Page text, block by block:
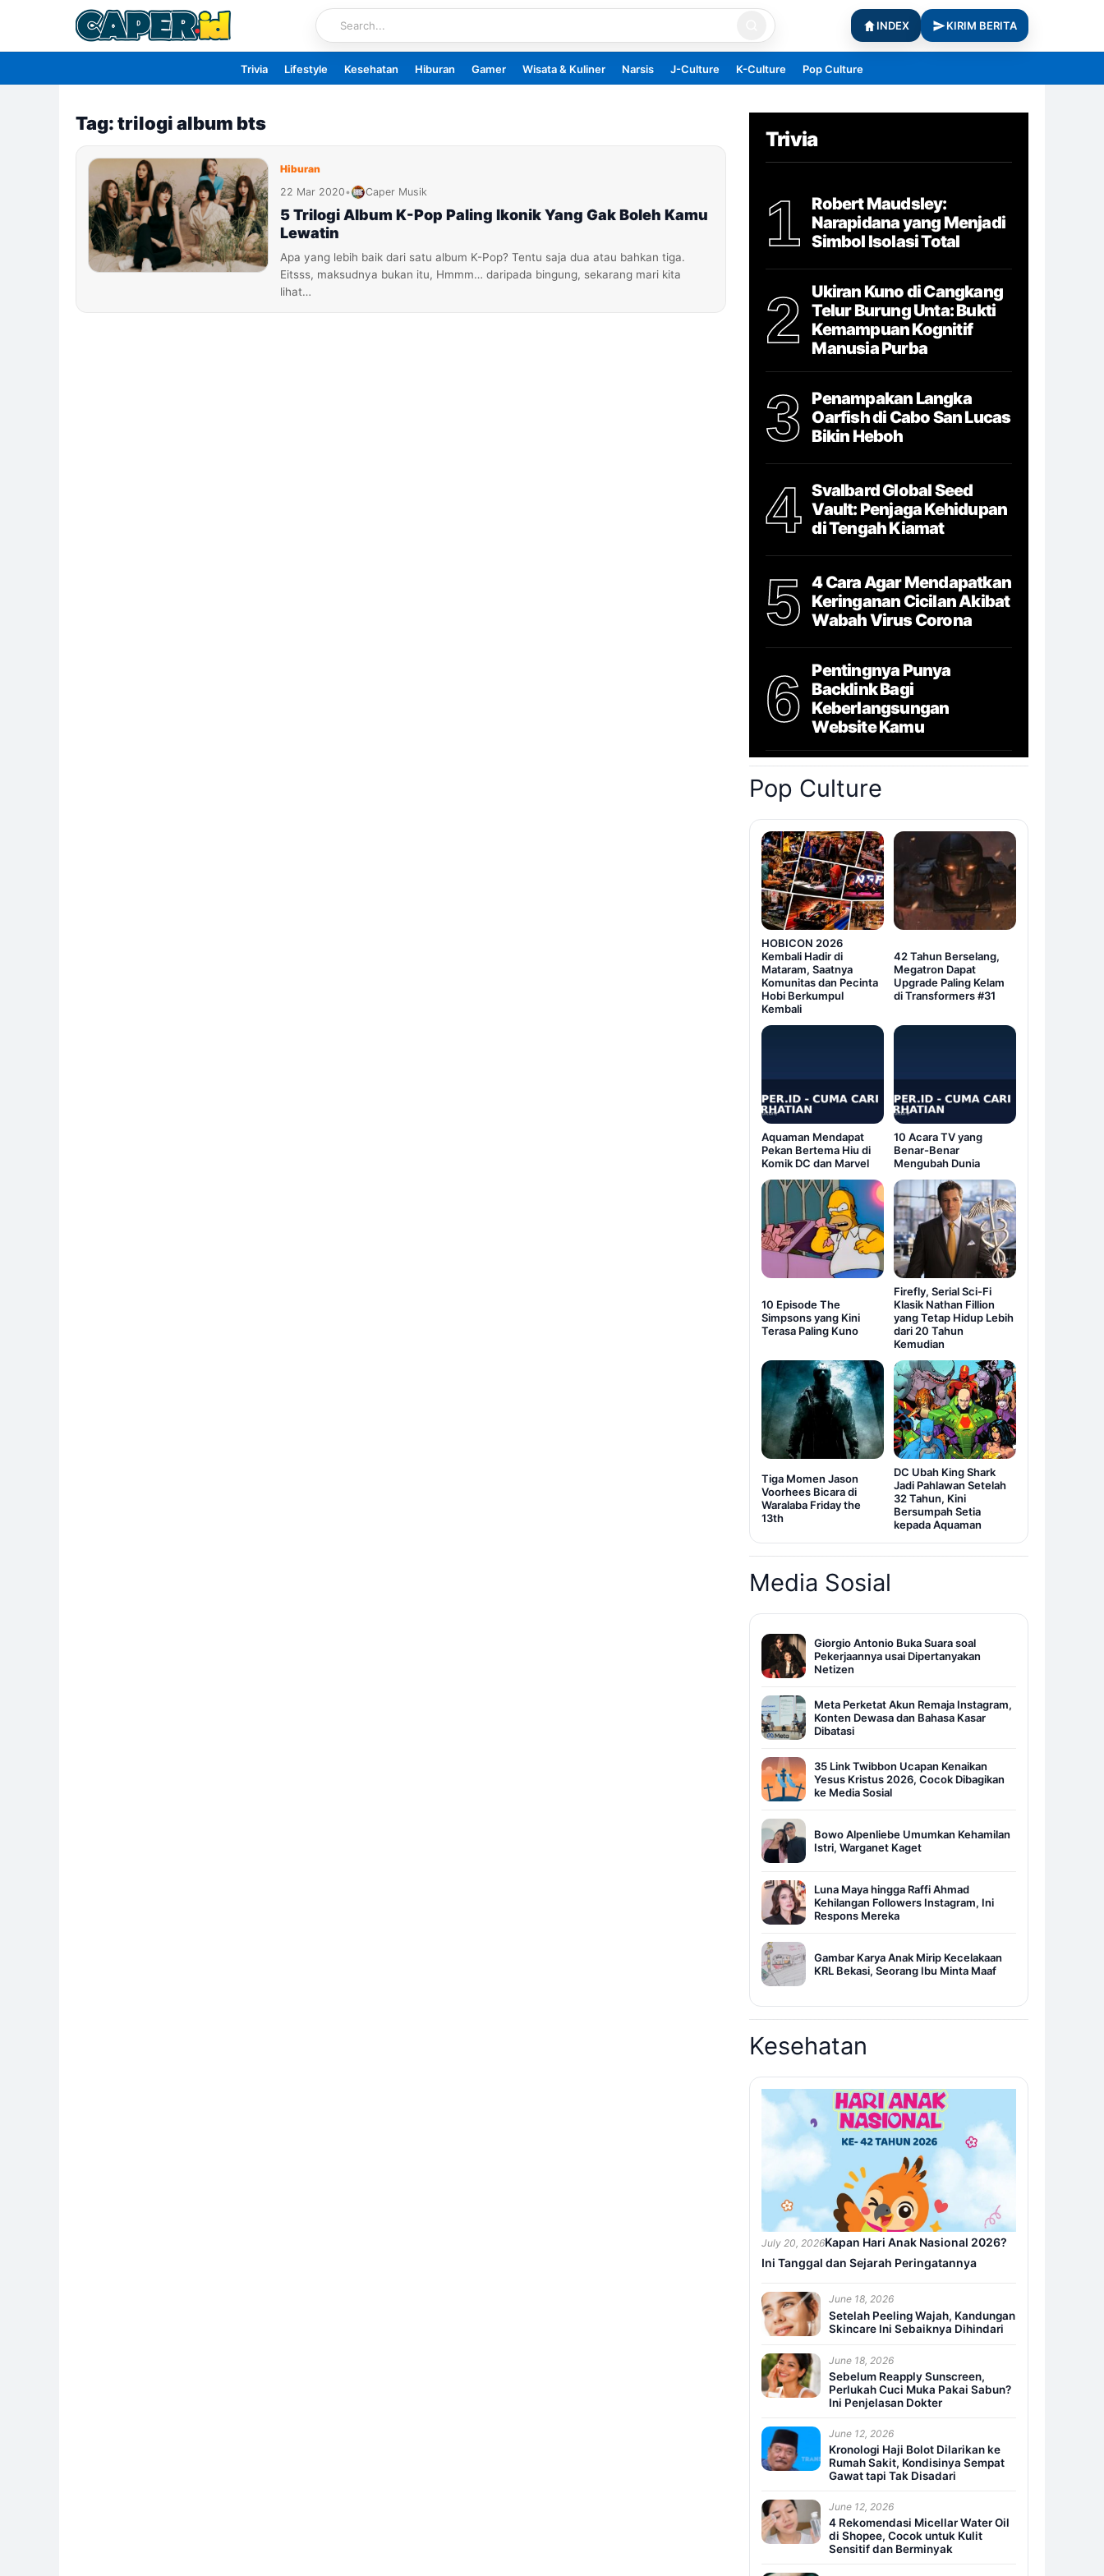
content
INDEX KIRIM BERITA
Trivia Lifestyle Kesehatan Hiburan Gamer Wisata & Kuliner Narsis J-Culture K-Culture Pop Culture
Tag: trilogi album bts
Hiburan
22 Mar 2020• Caper Musik
5 Trilogi Album K-Pop Paling Ikonik Yang Gak Boleh Kamu
Lewatin
Apa yang lebih baik dari satu album K-Pop? Tentu saja dua atau bahkan tiga.
Eitsss, maksudnya bukan itu, Hmmm… daripada bingung, sekarang mari kita
lihat…
Trivia
1
Robert Maudsley:
Narapidana yang Menjadi
Simbol Isolasi Total
2
Ukiran Kuno di Cangkang
Telur Burung Unta: Bukti
Kemampuan Kognitif
Manusia Purba
3
Penampakan Langka
Oarfish di Cabo San Lucas
Bikin Heboh
4
Svalbard Global Seed
Vault: Penjaga Kehidupan
di Tengah Kiamat
5
4 Cara Agar Mendapatkan
Keringanan Cicilan Akibat
Wabah Virus Corona
6
Pentingnya Punya
Backlink Bagi
Keberlangsungan
Website Kamu
Pop Culture
HOBICON 2026
Kembali Hadir di
Mataram, Saatnya
Komunitas dan Pecinta
Hobi Berkumpul
Kembali
42 Tahun Berselang,
Megatron Dapat
Upgrade Paling Kelam
di Transformers #31
Aquaman Mendapat
Pekan Bertema Hiu di
Komik DC dan Marvel
10 Acara TV yang
Benar-Benar
Mengubah Dunia
10 Episode The
Simpsons yang Kini
Terasa Paling Kuno
Firefly, Serial Sci-Fi
Klasik Nathan Fillion
yang Tetap Hidup Lebih
dari 20 Tahun
Kemudian
Tiga Momen Jason
Voorhees Bicara di
Waralaba Friday the
13th
DC Ubah King Shark
Jadi Pahlawan Setelah
32 Tahun, Kini
Bersumpah Setia
kepada Aquaman
Media Sosial
Giorgio Antonio Buka Suara soal
Pekerjaannya usai Dipertanyakan
Netizen
Meta Perketat Akun Remaja Instagram,
Konten Dewasa dan Bahasa Kasar
Dibatasi
35 Link Twibbon Ucapan Kenaikan
Yesus Kristus 2026, Cocok Dibagikan
ke Media Sosial
Bowo Alpenliebe Umumkan Kehamilan
Istri, Warganet Kaget
Luna Maya hingga Raffi Ahmad
Kehilangan Followers Instagram, Ini
Respons Mereka
Gambar Karya Anak Mirip Kecelakaan
KRL Bekasi, Seorang Ibu Minta Maaf
Kesehatan
July 20, 2026Kapan Hari Anak Nasional 2026?
Ini Tanggal dan Sejarah Peringatannya
June 18, 2026
Setelah Peeling Wajah, Kandungan
Skincare Ini Sebaiknya Dihindari
June 18, 2026
Sebelum Reapply Sunscreen,
Perlukah Cuci Muka Pakai Sabun?
Ini Penjelasan Dokter
June 12, 2026
Kronologi Haji Bolot Dilarikan ke
Rumah Sakit, Kondisinya Sempat
Gawat tapi Tak Disadari
June 12, 2026
4 Rekomendasi Micellar Water Oil
di Shopee, Cocok untuk Kulit
Sensitif dan Berminyak